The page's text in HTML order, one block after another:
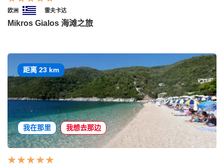
欧洲 雷夫卡达
Mikros Gialos 海滩之旅
距离 23 km
我在那里 我想去那边